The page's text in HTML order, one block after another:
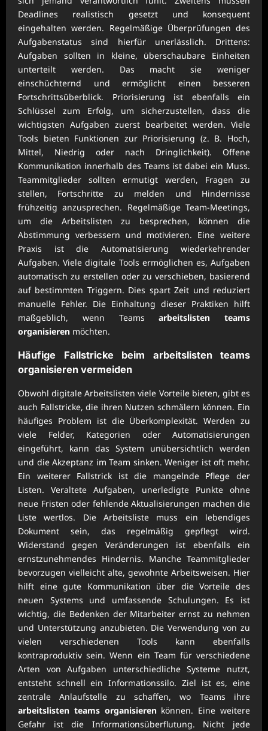
Deadlines realistisch gesetzt und konsequent
eingehalten werden. Regelmäßige Überprüfungen des
Aufgabenstatus sind hierfür unerlässlich. Drittens:
Aufgaben sollten in kleine, überschaubare Einheiten
unterteilt werden. Das macht sie weniger
einschüchternd und ermöglicht einen besseren
Fortschrittsüberblick. Priorisierung ist ebenfalls ein
Schlüssel zum Erfolg, um sicherzustellen, dass die
wichtigsten Aufgaben zuerst bearbeitet werden. Viele
Tools bieten Funktionen zur Priorisierung (z. B. Hoch,
Mittel, Niedrig oder nach Dringlichkeit). Offene
Kommunikation innerhalb des Teams ist dabei ein Muss.
Teammitglieder sollten ermutigt werden, Fragen zu
stellen, Fortschritte zu melden und Hindernisse
frühzeitig anzusprechen. Regelmäßige Team-Meetings,
um die Arbeitslisten zu besprechen, können die
Abstimmung verbessern und motivieren. Eine weitere
Praxis ist die Automatisierung wiederkehrender
Aufgaben. Viele digitale Tools ermöglichen es, Aufgaben
automatisch zu erstellen oder zu verschieben, basierend
auf bestimmten Triggern. Dies spart Zeit und reduziert
manuelle Fehler. Die Einhaltung dieser Praktiken hilft
maßgeblich, wenn Teamsarbeitslisten teams
organisieren möchten.
Häufige Fallstricke beim arbeitslisten teams
organisieren vermeiden
Obwohl digitale Arbeitslisten viele Vorteile bieten, gibt es
auch Fallstricke, die ihren Nutzen schmälern können. Ein
häufiges Problem ist die Überkomplexität. Werden zu
viele Felder, Kategorien oder Automatisierungen
eingeführt, kann das System unübersichtlich werden
und die Akzeptanz im Team sinken. Weniger ist oft mehr.
Ein weiterer Fallstrick ist die mangelnde Pflege der
Listen. Veraltete Aufgaben, unerledigte Punkte ohne
neue Fristen oder fehlende Aktualisierungen machen die
Liste wertlos. Die Arbeitsliste muss ein lebendiges
Dokument sein, das regelmäßig gepflegt wird.
Widerstand gegen Veränderungen ist ebenfalls ein
ernstzunehmendes Hindernis. Manche Teammitglieder
bevorzugen vielleicht alte, gewohnte Arbeitsweisen. Hier
hilft eine gute Kommunikation über die Vorteile des
neuen Systems und umfassende Schulungen. Es ist
wichtig, die Bedenken der Mitarbeiter ernst zu nehmen
und Unterstützung anzubieten. Die Verwendung von zu
vielen verschiedenen Tools kann ebenfalls
kontraproduktiv sein. Wenn ein Team für verschiedene
Arten von Aufgaben unterschiedliche Systeme nutzt,
entsteht schnell ein Informationssilo. Ziel ist es, eine
zentrale Anlaufstelle zu schaffen, wo Teams ihre
arbeitslisten teams organisieren können. Eine weitere
Gefahr ist die Informationsüberflutung. Nicht jede